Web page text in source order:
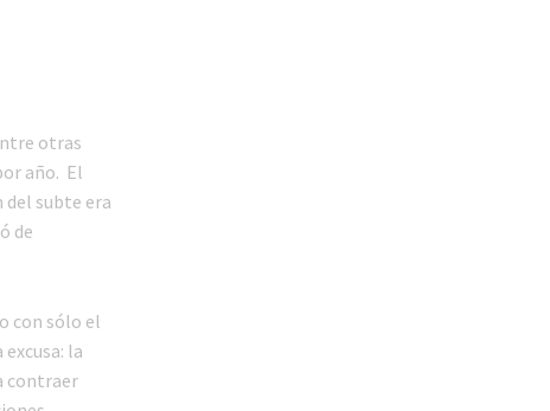
otras
año. El
subte era
de
con sólo el
la
contraer